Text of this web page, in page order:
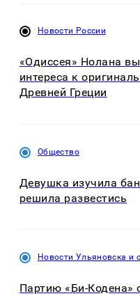
Новости России
«Одиссея» Нолана
интереса к
Древней Греции
Общество
Девушка изучила
решила развестись
Новости Ульяновска и
Партию «Би-Кодена»